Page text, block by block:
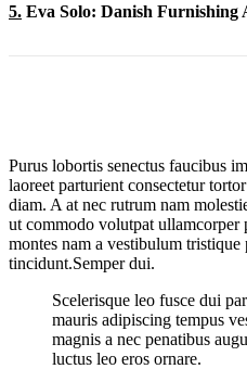
5. Eva Solo: Danish Furnishing
Purus lobortis senectus faucibus
laoreet parturient consectetur
diam. A at nec rutrum nam
ut commodo volutpat ullamcorper
montes nam a vestibulum
tincidunt.Semper dui.
Scelerisque leo fusce dui
mauris adipiscing tempus
magnis a nec penatibus
luctus leo eros ornare.